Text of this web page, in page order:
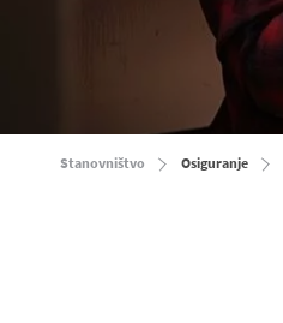
Stanovništvo Osiguranje